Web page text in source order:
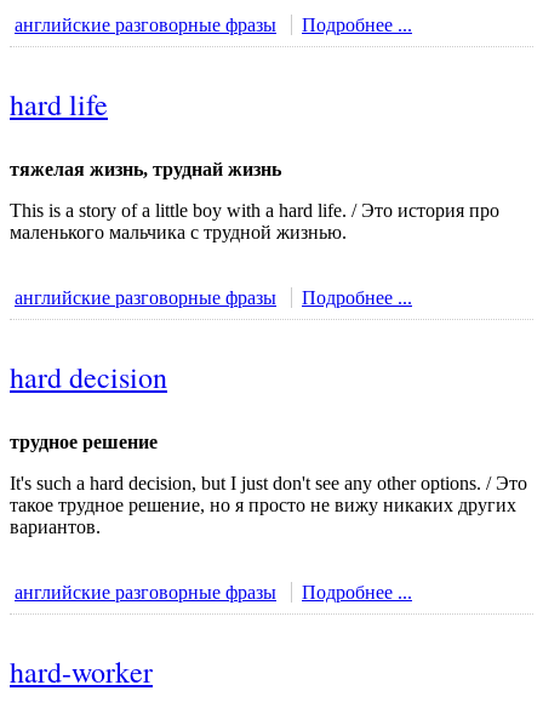
английские разговорные фразы Подробнее ...
hard life
тяжелая жизнь, труднай жизнь
This is a story of a little boy with a hard life. / Это история про
маленького мальчика с трудной жизнью.
английские разговорные фразы Подробнее ...
hard decision
трудное решение
It's such a hard decision, but I just don't see any other options. / Это
такое трудное решение, но я просто не вижу никаких других
вариантов.
английские разговорные фразы Подробнее ...
hard-worker